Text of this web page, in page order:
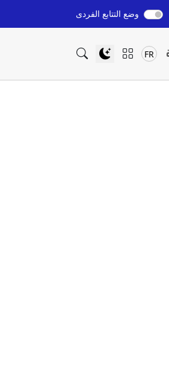
زائف يوقف امرأة في العرائش: تفاصيل
وضع التتابع الفردى
FR